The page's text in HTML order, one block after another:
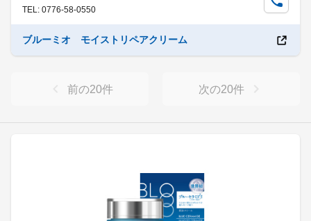
TEL: 0776-58-0550
ブルーミオ モイストリペアクリーム
前の20件 次の20件